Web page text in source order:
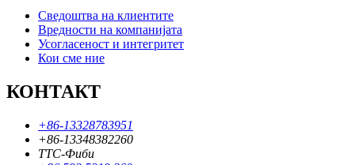
Сведоштва на клиентите
Вредности на компанијата
Усогласеност и интегритет
Кои сме ние
КОНТАКТ
+86-13328783951
+86-13348382260
ТТС-Фиби